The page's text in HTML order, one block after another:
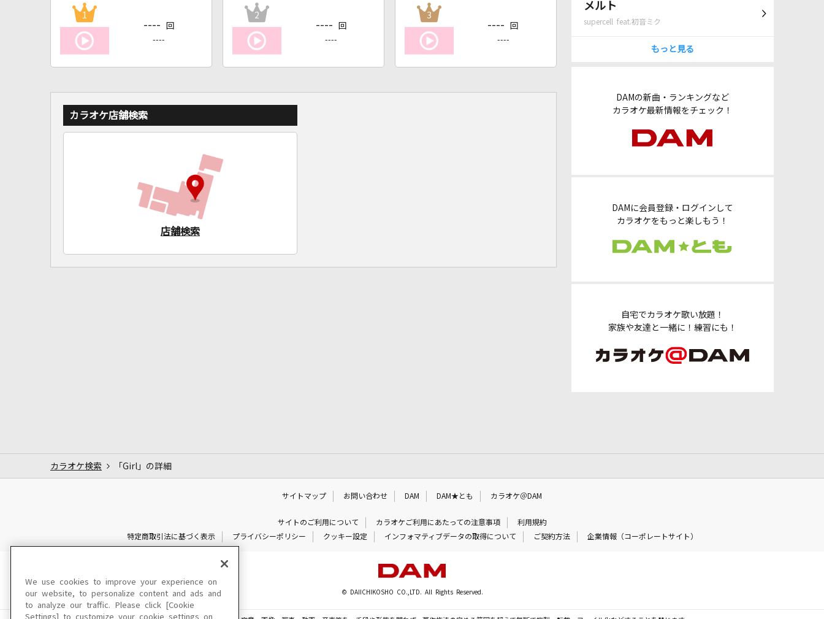
メルト
supercell feat.初音ミク
もっと見る
DAMの新曲・ランキングなど
カラオケ最新情報をチェック！
DAMに会員登録・ログインして
カラオケをもっと楽しもう！
自宅でカラオケ歌い放題！
家族や友達と一緒に！練習にも！
1
---- 回
----
2
---- 回
----
3
---- 回
----
カラオケ店舗検索
店舗検索
カラオケ検索 「Girl」の詳細
サイトマップ お問い合わせ DAM DAM★とも カラオケ＠DAM
サイトのご利用について カラオケご利用にあたっての注意事項
利用規約
特定商取引法に基づく表示
プライバシーポリシー クッキー設定 インフォマティブデータの取得について ご契約方法 企業情報（コーポレートサイト）
© DAIICHIKOSHO CO.,LTD. All Rights Reserved.
We use cookies to improve your experience on
our website, to personalize content and ads and
to analyze our traffic. Please click [Cookie
Settings] to customize your cookie settings on